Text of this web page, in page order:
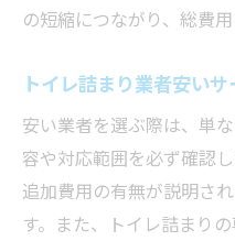
の短縮につながり、総費
トイレ詰まり業者安い
安い業者を選ぶ際は、単
容や対応範囲を必ず確認
追加費用の有無が説明さ
す。また、トイレ詰まり